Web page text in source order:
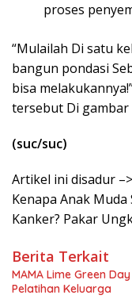
proses
“Mulailah Di satu
bangun pondasi
bisa
tersebut Di gambar
(suc/suc)
Artikel ini disadur
Kenapa Anak
Kanker? Pakar
Berita Terkait
MAMA Lime Green
Pelatihan Keluarga